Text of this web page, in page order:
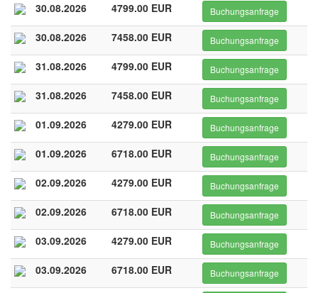
30.08.2026 4799.00 EUR Buchungsanfrage
30.08.2026 7458.00 EUR Buchungsanfrage
31.08.2026 4799.00 EUR Buchungsanfrage
31.08.2026 7458.00 EUR Buchungsanfrage
01.09.2026 4279.00 EUR Buchungsanfrage
01.09.2026 6718.00 EUR Buchungsanfrage
02.09.2026 4279.00 EUR Buchungsanfrage
02.09.2026 6718.00 EUR Buchungsanfrage
03.09.2026 4279.00 EUR Buchungsanfrage
03.09.2026 6718.00 EUR Buchungsanfrage